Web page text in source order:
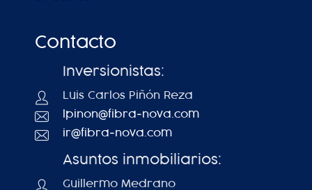
Contacto
Inversionistas:
Luis Carlos Piñón Reza
lpinon@fibra-nova.com
ir@fibra-nova.com
Asuntos inmobiliarios:
Guillermo Medrano